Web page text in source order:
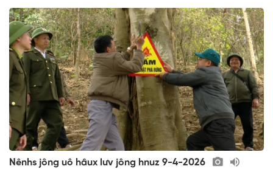
Nênhs jông uô hâux lưv jông hnuz 9-4-2026